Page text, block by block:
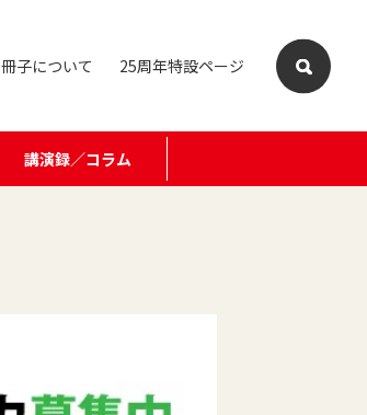
冊子について 25周年特設ページ
講演録／コラム